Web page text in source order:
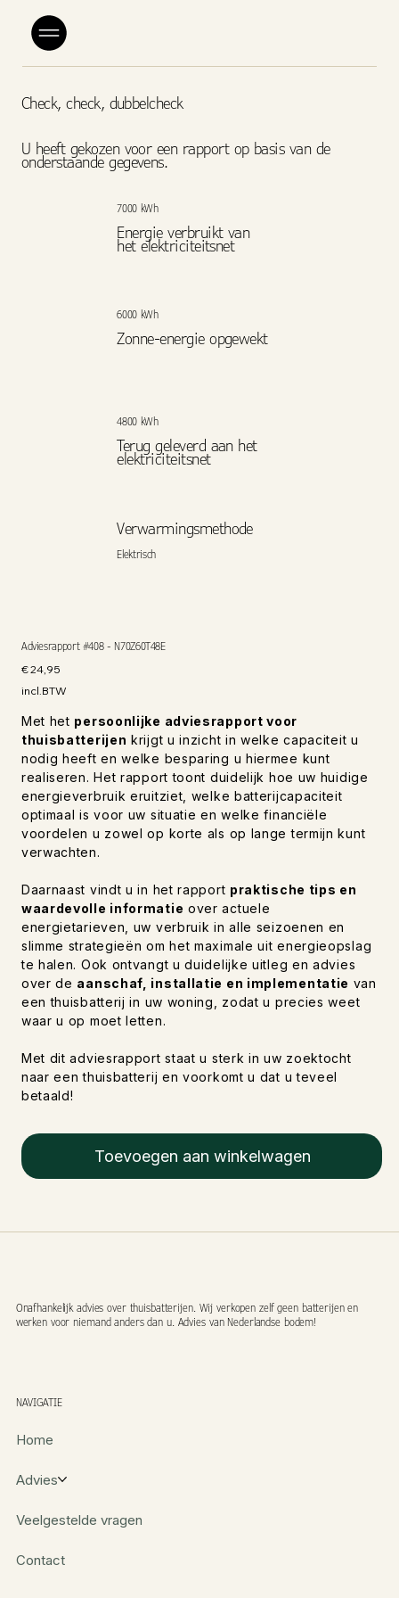
Check, check, dubbelcheck
U heeft gekozen voor een rapport op basis van de
onderstaande gegevens.
7000 kWh
Energie verbruikt van
het elektriciteitsnet
6000 kWh
Zonne-energie opgewekt
4800 kWh
Terug geleverd aan het
elektriciteitsnet
Elektrisch
Verwarmingsmethode
Adviesrapport #408 - N70Z60T48E
Prijs
€ 24,95
incl.BTW
Met het persoonlijke adviesrapport voor
thuisbatterijen krijgt u inzicht in welke capaciteit u
nodig heeft en welke besparing u hiermee kunt
realiseren. Het rapport toont duidelijk hoe uw huidige
energieverbruik eruitziet, welke batterijcapaciteit
optimaal is voor uw situatie en welke financiële
voordelen u zowel op korte als op lange termijn kunt
verwachten.
Daarnaast vindt u in het rapport praktische tips en
waardevolle informatie over actuele
energietarieven, uw verbruik in alle seizoenen en
slimme strategieën om het maximale uit energieopslag
te halen. Ook ontvangt u duidelijke uitleg en advies
over de aanschaf, installatie en implementatie van
een thuisbatterij in uw woning, zodat u precies weet
waar u op moet letten.
Met dit adviesrapport staat u sterk in uw zoektocht
naar een thuisbatterij en voorkomt u dat u teveel
betaald!
Toevoegen aan winkelwagen
NAVIGATIE
Onafhankelijk advies over thuisbatterijen. Wij verkopen zelf geen batterijen en
werken voor niemand anders dan u. Advies van Nederlandse bodem!
Home
Advies
Veelgestelde vragen
Contact